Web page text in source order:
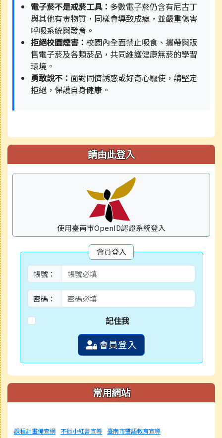
電子菸不是戒菸工具： 多數電子菸仍含有尼古丁
與其他有毒物質，同樣會導致成癮，並嚴重傷害
呼吸系統與發育。
拒絕校園煙害：校園內全面禁止吸食、攜帶與販
售電子菸及各類菸品，共同維護健康無菸的學習
環境。
勇敢說不： 面對同儕誘惑或好奇心驅使，請堅定
拒絕，保護自身健康。
請由此登入
使用臺南市OpenID認證系統登入
會員登入
帳號：
密碼：
記住我
會員登入
常用網站
課程計畫備查網 不迷小紅書宣導 臺南市雙語教育宣導